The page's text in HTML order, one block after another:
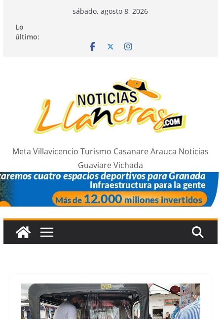
contenido
sábado, agosto 8, 2026
Lo
último:
Meta Villavicencio Turismo Casanare Arauca Noticias
Guaviare Vichada